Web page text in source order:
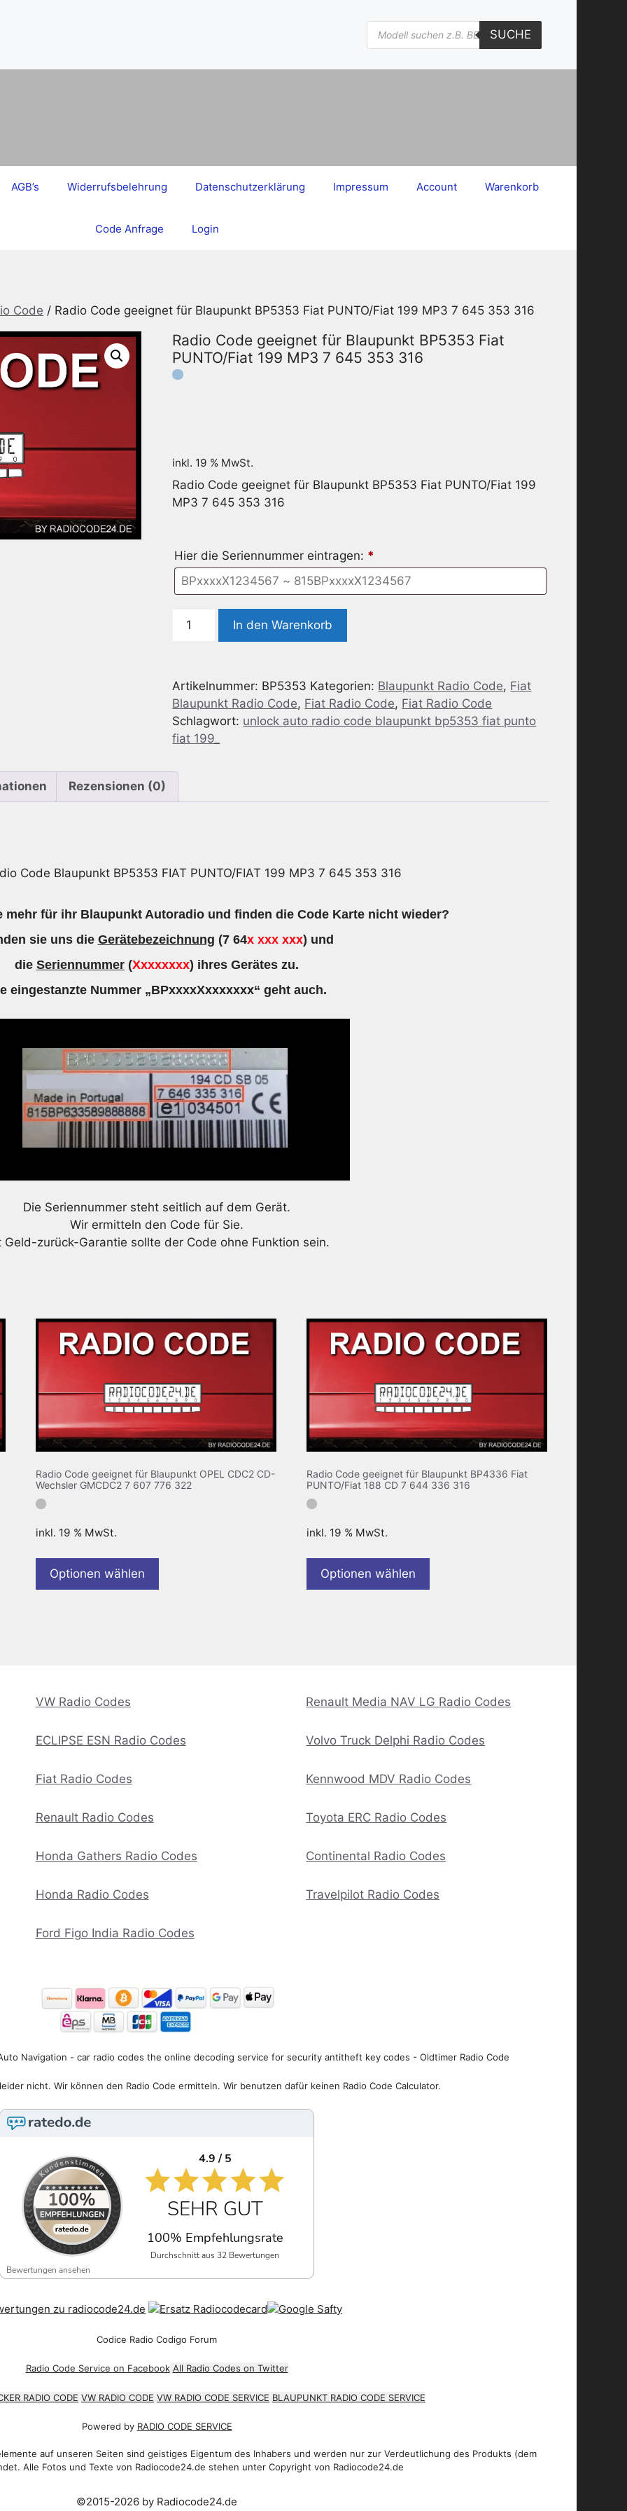
Products
search
SUCHE
AGB’s Widerrufsbelehrung Datenschutzerklärung Impressum Account Warenkorb
Code Anfrage Login
Code / Radio Code geeignet für Blaupunkt BP5353 Fiat PUNTO/Fiat 199 MP3 7 645 353 316
Radio Code geeignet für Blaupunkt BP5353 Fiat
PUNTO/Fiat 199 MP3 7 645 353 316
inkl. 19 % MwSt.
Radio Code geeignet für Blaupunkt BP5353 Fiat PUNTO/Fiat 199
MP3 7 645 353 316
Hier die Seriennummer eintragen: *
Code
Blaupunkt
BP5353
Fiat
PUNTO/Fiat
MP3
In den Warenkorb
Artikelnummer: BP5353 Kategorien: Blaupunkt Radio Code, Fiat
Blaupunkt Radio Code, Fiat Radio Code, Fiat Radio Code
Schlagwort: unlock auto radio code blaupunkt bp5353 fiat punto
fiat 199_
Rezensionen (0)
Code Blaupunkt BP5353 FIAT PUNTO/FIAT 199 MP3 7 645 353 316
mehr für ihr Blaupunkt Autoradio und finden die Code Karte nicht wieder?
sie uns die Gerätebezeichnung (7 64x xxx xxx) und
die Seriennummer (Xxxxxxxx) ihres Gerätes zu.
eingestanzte Nummer „BPxxxxXxxxxxxx“ geht auch.
Die Seriennummer steht seitlich auf dem Gerät.
Wir ermitteln den Code für Sie.
Geld-zurück-Garantie sollte der Code ohne Funktion sein.
Radio Code geeignet für Blaupunkt OPEL CDC2 CD-
Wechsler GMCDC2 7 607 776 322
inkl. 19 % MwSt.
Optionen wählen
Radio Code geeignet für Blaupunkt BP4336 Fiat
PUNTO/Fiat 188 CD 7 644 336 316
inkl. 19 % MwSt.
Optionen wählen
VW Radio Codes
ECLIPSE ESN Radio Codes
Fiat Radio Codes
Renault Radio Codes
Honda Gathers Radio Codes
Honda Radio Codes
Ford Figo India Radio Codes
Renault Media NAV LG Radio Codes
Volvo Truck Delphi Radio Codes
Kennwood MDV Radio Codes
Toyota ERC Radio Codes
Continental Radio Codes
Travelpilot Radio Codes
Navigation - car radio codes the online decoding service for security antitheft key codes - Oldtimer Radio Code
nicht. Wir können den Radio Code ermitteln. Wir benutzen dafür keinen Radio Code Calculator.
4.9 / 5
SEHR GUT
100% Empfehlungsrate
Durchschnitt aus 32 Bewertungen
Bewertungen ansehen
Codice Radio Codigo Forum
Radio Code Service on Facebook All Radio Codes on Twitter
RADIO CODE VW RADIO CODE VW RADIO CODE SERVICE BLAUPUNKT RADIO CODE SERVICE
Powered by RADIO CODE SERVICE
auf unseren Seiten sind geistiges Eigentum des Inhabers und werden nur zur Verdeutlichung des Produkts (dem
Alle Fotos und Texte von Radiocode24.de stehen unter Copyright von Radiocode24.de
©2015-2026 by Radiocode24.de